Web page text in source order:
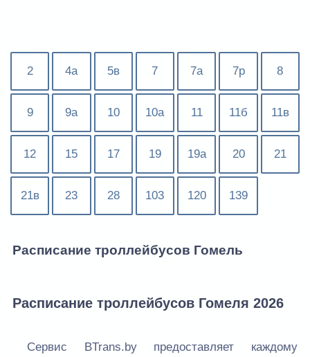
2 4а 5в 7 7а 7р 8
9 9а 10 10а 11 11б 11в
12 15 17 19 19а 20 21
21в 23 28 103 120 139
Расписание троллейбусов Гомель
Расписание троллейбусов Гомеля 2026
Сервис BTrans.by предоставляет каждому